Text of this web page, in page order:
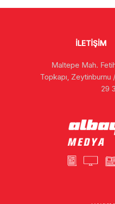
İLETİŞİM
Maltepe Mah.
Topkapı, Zeytinburnu
29